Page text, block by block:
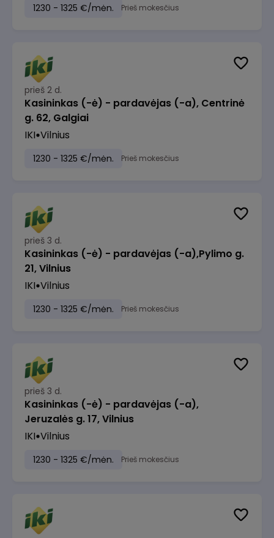
1230 - 1325 €/mėn. Prieš mokesčius
prieš 2 d.
Kasininkas (-ė) - pardavėjas (-a), Centrinė
g. 62, Galgiai
IKI Vilnius
1230 - 1325 €/mėn. Prieš mokesčius
prieš 3 d.
Kasininkas (-ė) - pardavėjas (-a),Pylimo g.
21, Vilnius
IKI Vilnius
1230 - 1325 €/mėn. Prieš mokesčius
prieš 3 d.
Kasininkas (-ė) - pardavėjas (-a),
Jeruzalės g. 17, Vilnius
IKI Vilnius
1230 - 1325 €/mėn. Prieš mokesčius